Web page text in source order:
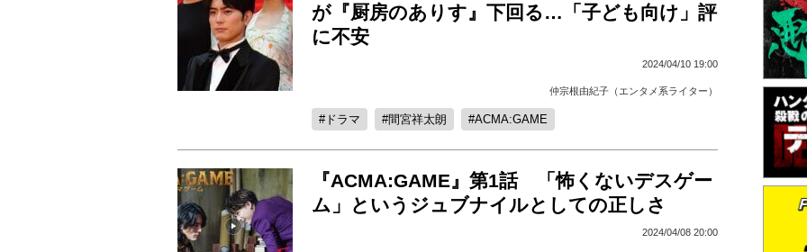
が『厨房のありす』下回る…「子ども向け」評
に不安
2024/04/10 19:00
仲宗根由紀子（エンタメ系ライター）
ドラマ 間宮祥太朗 ACMA:GAME
『ACMA:GAME』第1話 「怖くないデスゲー
ム」というジュブナイルとしての正しさ
2024/04/08 20:00